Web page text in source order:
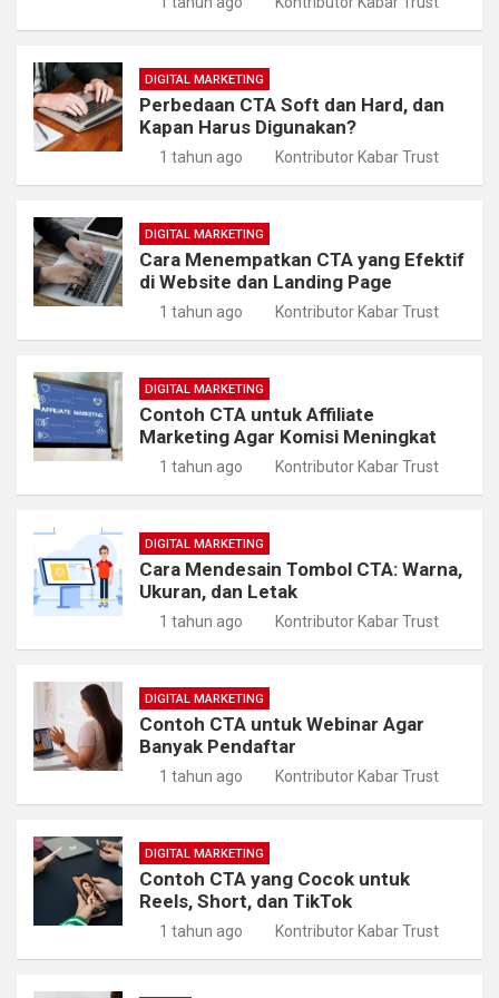
DIGITAL MARKETING
Perbedaan CTA Soft dan Hard, dan
Kapan Harus Digunakan?
1 tahun ago Kontributor Kabar Trust
DIGITAL MARKETING
Cara Menempatkan CTA yang Efektif
di Website dan Landing Page
1 tahun ago Kontributor Kabar Trust
DIGITAL MARKETING
Contoh CTA untuk Affiliate
Marketing Agar Komisi Meningkat
1 tahun ago Kontributor Kabar Trust
DIGITAL MARKETING
Cara Mendesain Tombol CTA: Warna,
Ukuran, dan Letak
1 tahun ago Kontributor Kabar Trust
DIGITAL MARKETING
Contoh CTA untuk Webinar Agar
Banyak Pendaftar
1 tahun ago Kontributor Kabar Trust
DIGITAL MARKETING
Contoh CTA yang Cocok untuk
Reels, Short, dan TikTok
1 tahun ago Kontributor Kabar Trust